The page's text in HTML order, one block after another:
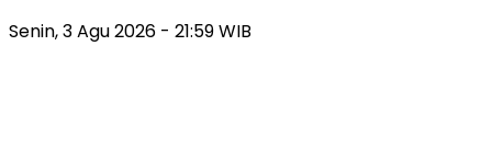
Senin, 3 Agu 2026 - 21:59 WIB